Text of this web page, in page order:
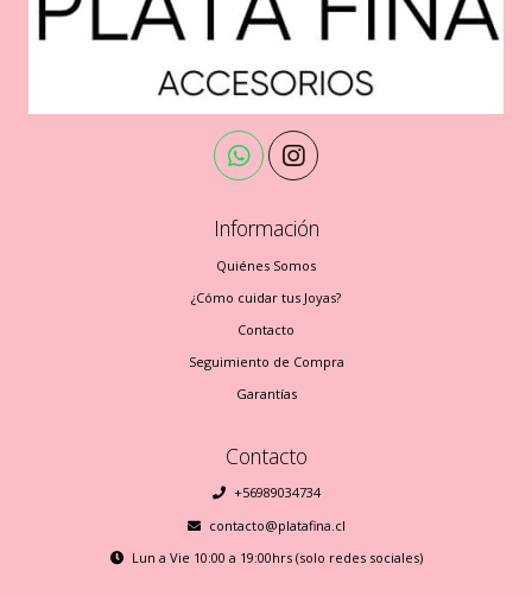
Información
Quiénes Somos
¿Cómo cuidar tus Joyas?
Contacto
Seguimiento de Compra
Garantías
Contacto
+56989034734
contacto@platafina.cl
Lun a Vie 10:00 a 19:00hrs (solo redes sociales)